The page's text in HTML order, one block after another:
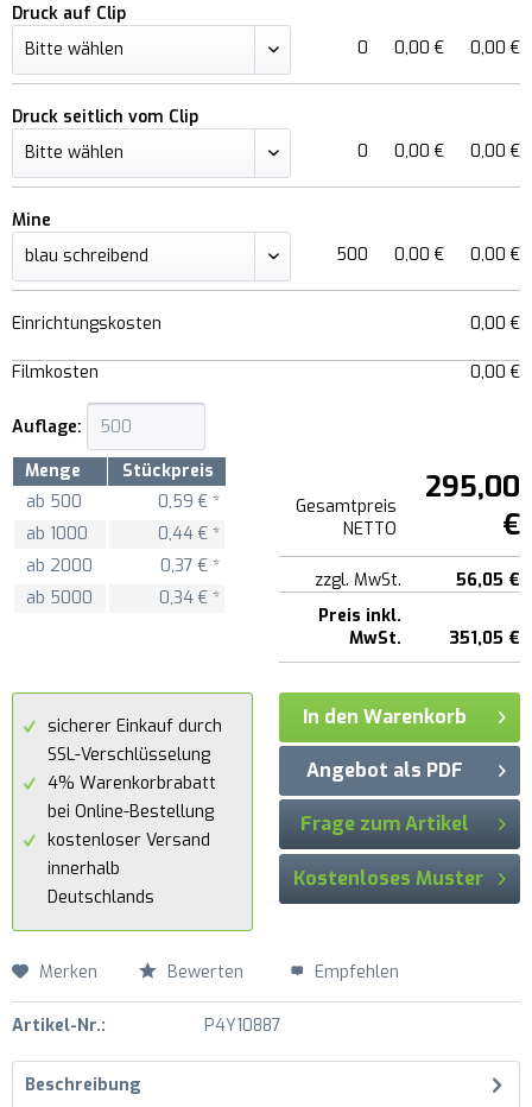
Druck auf Clip
0
0,00 € 0,00 €
Druck seitlich vom Clip
0
0,00 € 0,00 €
Mine
500
0,00 € 0,00 €
Einrichtungskosten 0,00 €
Filmkosten 0,00 €
Auflage:
Menge
Stückpreis
ab 500
0,59 € *
ab 1000
0,44 € *
ab 2000
0,37 € *
ab 5000 0,34 € *
Gesamtpreis
NETTO
295,00
€
zzgl. MwSt.
56,05 €
Preis inkl.
MwSt.
351,05 €
sicherer Einkauf durch
SSL-Verschlüsselung
4% Warenkorbrabatt
bei Online-Bestellung
kostenloser Versand
innerhalb
Deutschlands
In den Warenkorb
Angebot als PDF
Frage zum Artikel
Kostenloses Muster
Merken Bewerten Empfehlen
Artikel-Nr.: P4Y10887
Beschreibung